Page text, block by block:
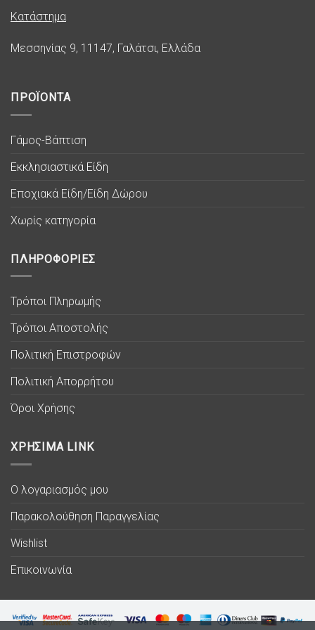
Κατάστημα
Μεσσηνίας 9, 11147, Γαλάτσι, Ελλάδα
ΠΡΟΪΟΝΤΑ
Γάμος-Βάπτιση
Εκκλησιαστικά Είδη
Εποχιακά Είδη/Είδη Δώρου
Χωρίς κατηγορία
ΠΛΗΡΟΦΟΡΙΕΣ
Τρόποι Πληρωμής
Τρόποι Αποστολής
Πολιτική Επιστροφών
Πολιτική Απορρήτου
Όροι Χρήσης
ΧΡΗΣΙΜΑ LINK
Ο λογαριασμός μου
Παρακολούθηση Παραγγελίας
Wishlist
Επικοινωνία